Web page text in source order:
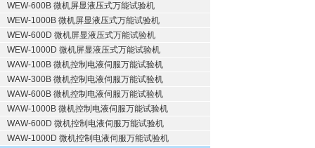
WEW-600B 微机屏显液压式万能试验机
WEW-1000B 微机屏显液压式万能试验机
WEW-600D 微机屏显液压式万能试验机
WEW-1000D 微机屏显液压式万能试验机
WAW-100B 微机控制电液伺服万能试验机
WAW-300B 微机控制电液伺服万能试验机
WAW-600B 微机控制电液伺服万能试验机
WAW-1000B 微机控制电液伺服万能试验机
WAW-600D 微机控制电液伺服万能试验机
WAW-1000D 微机控制电液伺服万能试验机